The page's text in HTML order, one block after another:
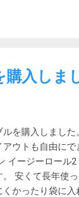
10m の区画サイ
。 常設テント
棟、トイレ 訪
借りました。 食
ークベニマルが
多方まで行って
泉もあります。
香...
購入しま
を購入しまし
ウトも自由に
イージーロール
安くて長年使
かったり袋に